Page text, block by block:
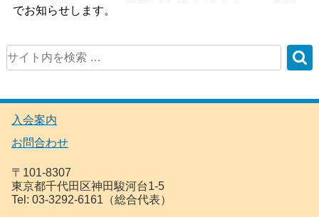
でお知らせします。
入会案内
お問合わせ
〒101-8307
東京都千代田区神田駿河台1-5
Tel: 03-3292-6161（総合代表）